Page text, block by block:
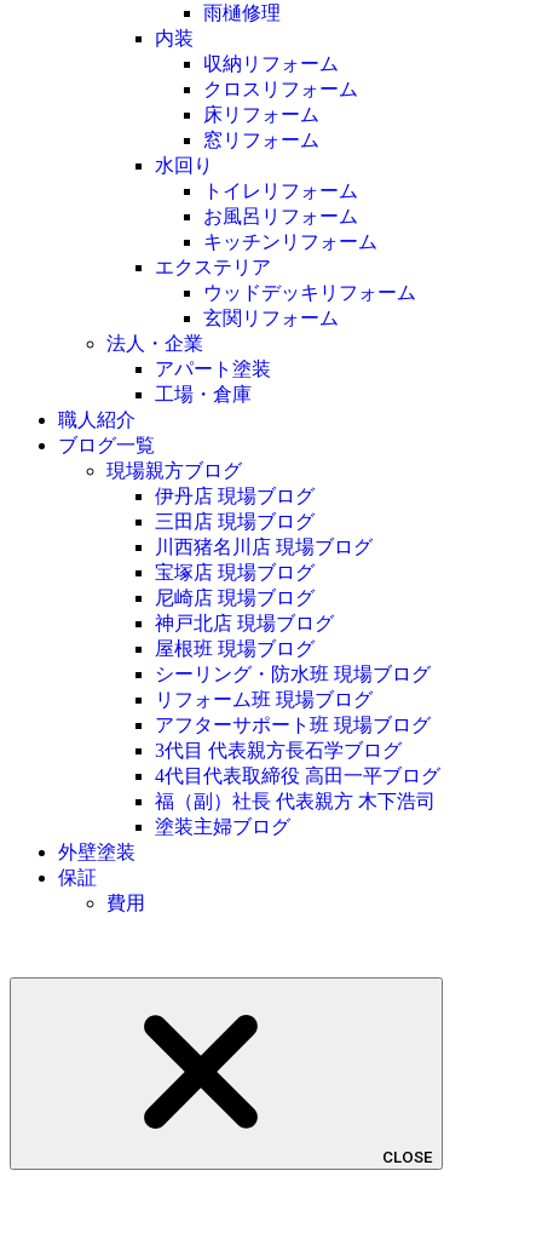
雨樋修理
内装
収納リフォーム
クロスリフォーム
床リフォーム
窓リフォーム
水回り
トイレリフォーム
お風呂リフォーム
キッチンリフォーム
エクステリア
ウッドデッキリフォーム
玄関リフォーム
法人・企業
アパート塗装
工場・倉庫
職人紹介
ブログ一覧
現場親方ブログ
伊丹店 現場ブログ
三田店 現場ブログ
川西猪名川店 現場ブログ
宝塚店 現場ブログ
尼崎店 現場ブログ
神戸北店 現場ブログ
屋根班 現場ブログ
シーリング・防水班 現場ブログ
リフォーム班 現場ブログ
アフターサポート班 現場ブログ
3代目 代表親方長石学ブログ
4代目代表取締役 高田一平ブログ
福（副）社長 代表親方 木下浩司
塗装主婦ブログ
外壁塗装
保証
費用
CLOSE